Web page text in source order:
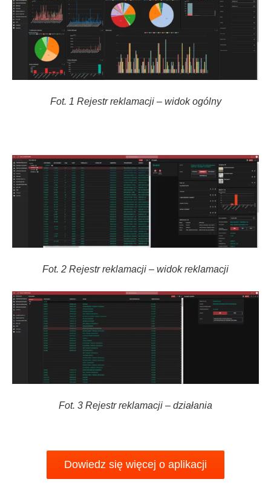
Fot. 1 Rejestr reklamacji – widok ogólny
Fot. 2 Rejestr reklamacji – widok reklamacji
Fot. 3 Rejestr reklamacji – działania
Dowiedz się więcej o aplikacji